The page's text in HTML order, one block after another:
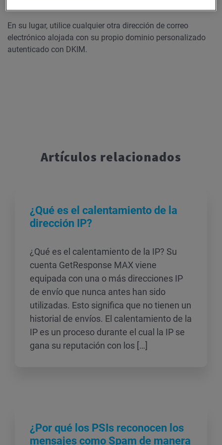
En su lugar, utilice cualquier otra dirección de correo
electrónico alojada con su propio dominio personalizado
autenticado con DKIM.
Artículos relacionados
¿Qué es el calentamiento de la
dirección IP?
¿Qué es el calentamiento de la IP? Su
cuenta GetResponse MAX viene
equipada con una o más direcciones IP
de envío que nunca antes han sido
utilizadas. Esto significa que no tienen un
historial de envíos. El calentamiento de la
IP es un proceso durante el cual la IP se
gana su reputación con los […]
¿Por qué los PSIs reconocen los
mensajes como Spam de manera